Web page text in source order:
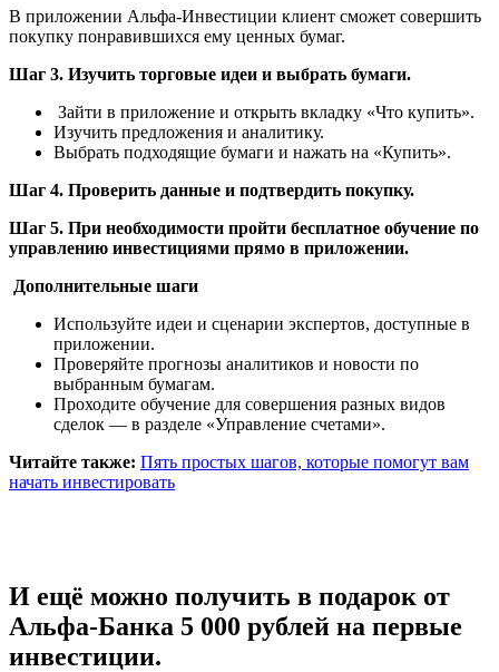
В приложении Альфа-Инвестиции клиент сможет совершить
покупку понравившихся ему ценных бумаг.
Шаг 3. Изучить торговые идеи и выбрать бумаги.
Зайти в приложение и открыть вкладку «Что купить».
Изучить предложения и аналитику.
Выбрать подходящие бумаги и нажать на «Купить».
Шаг 4. Проверить данные и подтвердить покупку.
Шаг 5. При необходимости пройти бесплатное обучение по
управлению инвестициями прямо в приложении.
Дополнительные шаги
Используйте идеи и сценарии экспертов, доступные в
приложении.
Проверяйте прогнозы аналитиков и новости по
выбранным бумагам.
Проходите обучение для совершения разных видов
сделок — в разделе «Управление счетами».
Читайте также: Пять простых шагов, которые помогут вам
начать инвестировать
И ещё можно получить в подарок от
Альфа-Банка 5 000 рублей на первые
инвестиции.